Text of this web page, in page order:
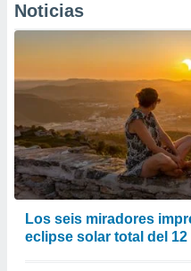
Noticias
Los seis miradores
eclipse solar total del